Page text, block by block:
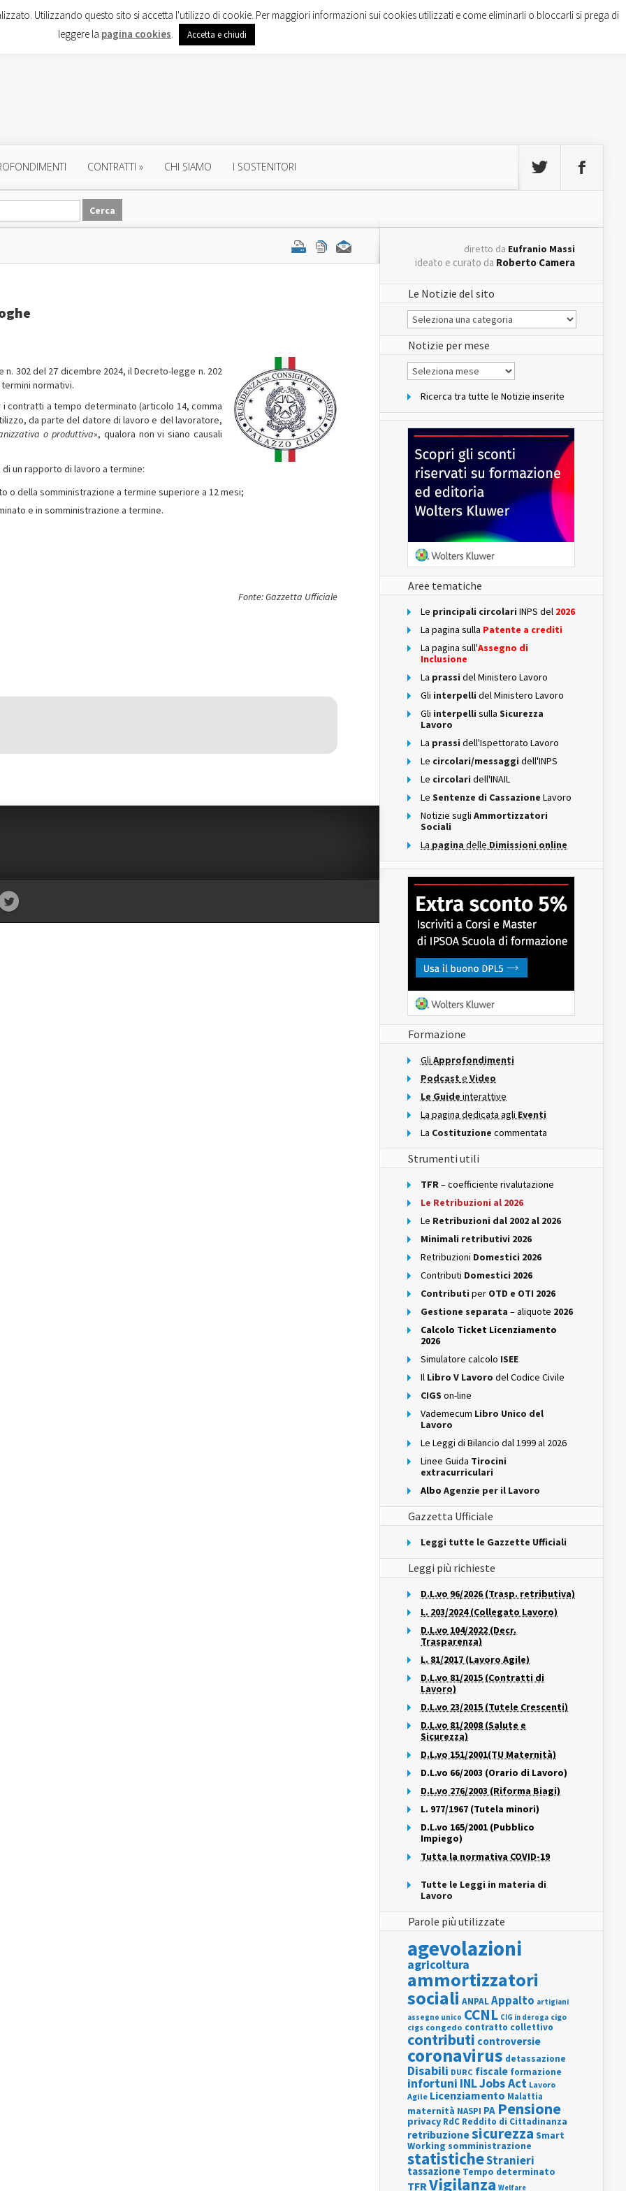
CONTRATTI » CHI SIAMO I SOSTENITORI
302 del 27 dicembre 2024, il Decreto-legge n. 202
normativi.
contratti a tempo determinato (articolo 14, comma
da parte del datore di lavoro e del lavoratore,
o produttiva», qualora non vi siano causali
un rapporto di lavoro a termine:
della somministrazione a termine superiore a 12 mesi;
e in somministrazione a termine.
Fonte: Gazzetta Ufficiale
diretto da Eufranio Massi
ideato e curato da Roberto Camera
Le Notizie del sito
Le
Notizie
del
sito
Notizie per mese
Notizie
per
Ricerca tra tutte le Notizie inserite
Aree tematiche
Le principali circolari INPS del 2026
La pagina sulla Patente a crediti
La pagina sull'Assegno di
Inclusione
La prassi del Ministero Lavoro
Gli interpelli del Ministero Lavoro
Gli interpelli sulla Sicurezza
Lavoro
La prassi dell'Ispettorato Lavoro
Le circolari/messaggi dell'INPS
Le circolari dell'INAIL
Le Sentenze di Cassazione Lavoro
Notizie sugli Ammortizzatori
Sociali
La pagina delle Dimissioni online
Formazione
Gli Approfondimenti
Podcast e Video
Le Guide interattive
La pagina dedicata agli Eventi
La Costituzione commentata
Strumenti utili
TFR– coefficiente rivalutazione
Le Retribuzioni al 2026
Le Retribuzioni dal 2002 al 2026
Minimali retributivi 2026
Retribuzioni Domestici 2026
Contributi Domestici 2026
Contributi per OTD e OTI 2026
Gestione separata – aliquote 2026
Calcolo Ticket Licenziamento
2026
Simulatore calcolo ISEE
Il Libro V Lavoro del Codice Civile
CIGS on-line
Vademecum Libro Unico del
Lavoro
Le Leggi di Bilancio dal 1999 al 2026
Linee Guida Tirocini
extracurriculari
Albo Agenzie per il Lavoro
Gazzetta Ufficiale
Leggi tutte le Gazzette Ufficiali
Leggi più richieste
D.L.vo 96/2026 (Trasp. retributiva)
L. 203/2024 (Collegato Lavoro)
D.L.vo 104/2022 (Decr.
Trasparenza)
L. 81/2017 (Lavoro Agile)
D.L.vo 81/2015 (Contratti di
Lavoro)
D.L.vo 23/2015 (Tutele Crescenti)
D.L.vo 81/2008 (Salute e
Sicurezza)
D.L.vo 151/2001(TU Maternità)
D.L.vo 66/2003 (Orario di Lavoro)
D.L.vo 276/2003 (Riforma Biagi)
L. 977/1967 (Tutela minori)
D.L.vo 165/2001 (Pubblico
Impiego)
Tutta la normativa COVID-19
Tutte le Leggi in materia di
Lavoro
Parole più utilizzate
agevolazioni
agricoltura
ammortizzatori
sociali ANPALAppalto artigiani
assegno unico CCNL CIG in deroga cigo
cigs congedo contratto collettivo
contributi controversie
coronavirus detassazione
Disabili DURC fiscale formazione
infortuni INLJobs Act Lavoro
Agile Licenziamento Malattia
maternità NASPI PA Pensione
privacy RdC Reddito di Cittadinanza
retribuzionesicurezza Smart
Working somministrazione
statisticheStranieri
tassazione Tempo determinato
TFRVigilanza Welfare
Utilizzando questo sito si accetta l'utilizzo di cookie. Per maggiori informazioni sui cookies utilizzati e come eliminarli o bloccarli si prega di
leggere la pagina cookies. Accetta e chiudi